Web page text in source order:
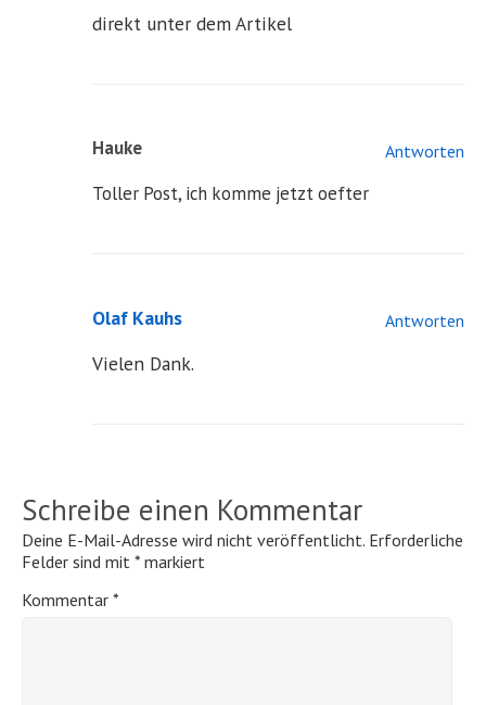
direkt unter dem Artikel
Hauke Antworten
Toller Post, ich komme jetzt oefter
Olaf Kauhs Antworten
Vielen Dank.
Schreibe einen Kommentar
Deine E-Mail-Adresse wird nicht veröffentlicht. Erforderliche
Felder sind mit * markiert
Kommentar *